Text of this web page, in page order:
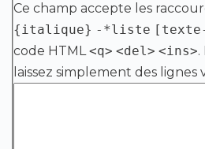
Ce champ accepte les
{italique} -*liste
code HTML<q> <del> <ins>.
laissez simplement des lignes